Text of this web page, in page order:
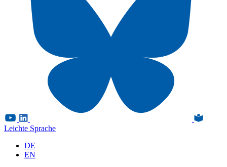
Leichte Sprache
DE
EN